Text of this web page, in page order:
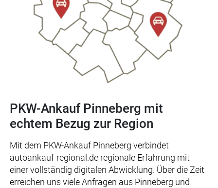
PKW-Ankauf Pinneberg mit
echtem Bezug zur Region
Mit dem PKW-Ankauf Pinneberg verbindet
autoankauf-regional.de regionale Erfahrung mit
einer vollständig digitalen Abwicklung. Über die Zeit
erreichen uns viele Anfragen aus Pinneberg und